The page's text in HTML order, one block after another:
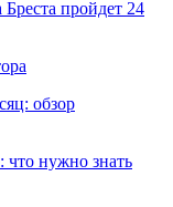
пройдет 24
обзор
что нужно знать